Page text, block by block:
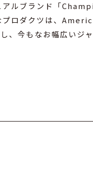
ルブランド「
プロダクツは、
今もなお幅広いジ